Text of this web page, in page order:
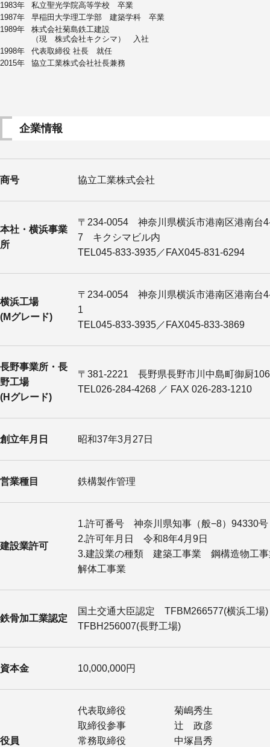
1983年
私立聖光学院高等学校 卒業
1987年
早稲田大学理工学部 建築学科 卒業
1989年
株式会社菊島鉄工建設
（現 株式会社キクシマ） 入社
1998年
代表取締役 社長 就任
2015年
協立工業株式会社社長兼務
企業情報
商号 協立工業株式会社
本社・横浜事業
所
〒234-0054 神奈川県横浜市港南区港南台
7 キクシマビル内
TEL045-833-3935／FAX045-831-6294
横浜工場
(Mグレード)
〒234-0054 神奈川県横浜市港南区港南台
1
TEL045-833-3935／FAX045-833-3869
長野事業所・長
野工場
(Hグレード)
〒381-2221 長野県長野市川中島町御厨
TEL026-284-4268 ／ FAX 026-283-1210
創立年月日 昭和37年3月27日
営業種目 鉄構製作管理
建設業許可
1.許可番号 神奈川県知事（般−8）94330号
2.許可年月日 令和8年4月9日
3.建設業の種類 建築工事業 鋼構造物工
解体工事業
鉄骨加工業認定
国土交通大臣認定 TFBM266577(横浜工
TFBH256007(長野工場)
資本金 10,000,000円
役員
代表取締役 菊嶋秀生
取締役参事 辻 政彦
常務取締役 中塚昌秀